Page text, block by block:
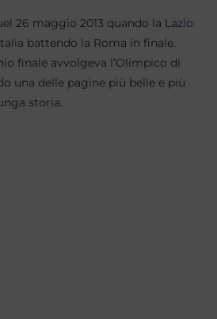
26 maggio 2013 quando la Lazio
battendo la Roma in finale.
finale avvolgeva l’Olimpico di
una delle pagine più belle e più
storia.